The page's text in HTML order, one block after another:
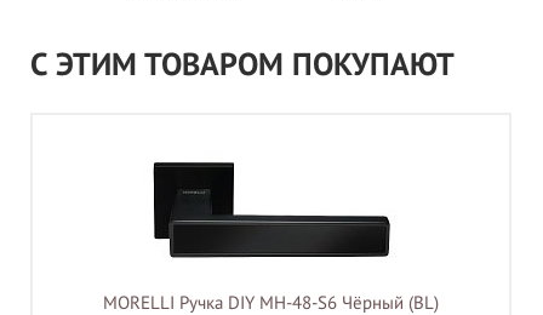
С ЭТИМ ТОВАРОМ ПОКУПАЮТ
MORELLI Ручка DIY MH-48-S6 Чёрный (BL)